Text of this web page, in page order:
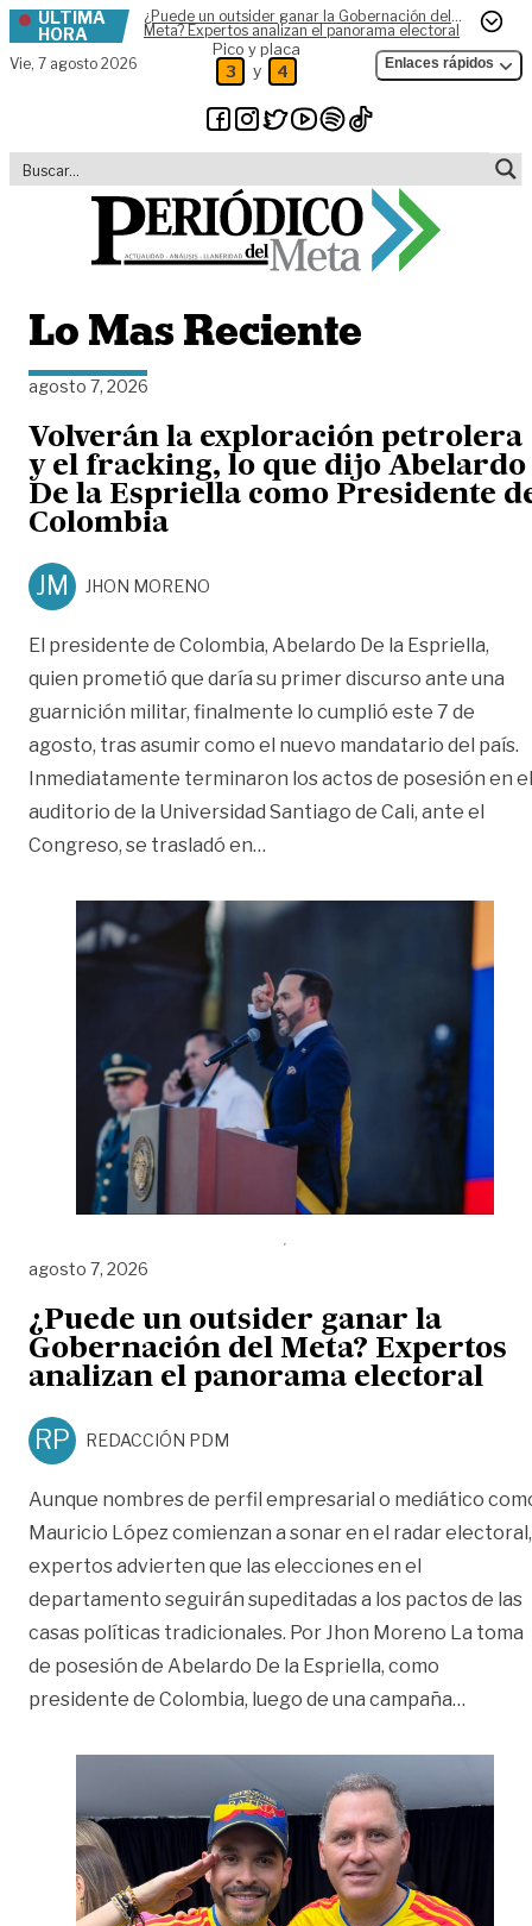
Skip to content
ÚLTIMA
HORA
¿Puede un outsider ganar la Gobernación del
Meta? Expertos analizan el panorama electoral
Vie, 7 agosto 2026
Pico y placa
3 y 4 Enlaces rápidos
Lo Mas Reciente
agosto 7, 2026
Volverán la exploración petrolera
y el fracking, lo que dijo Abelardo
De la Espriella como Presidente
Colombia
JM JHON MORENO
El presidente de Colombia, Abelardo De la Espriella,
quien prometió que daría su primer discurso ante una
guarnición militar, finalmente lo cumplió este 7 de
agosto, tras asumir como el nuevo mandatario del país.
Inmediatamente terminaron los actos de posesión en el
auditorio de la Universidad Santiago de Cali, ante el
Congreso, se trasladó en…
agosto 7, 2026
¿Puede un outsider ganar la
Gobernación del Meta? Expertos
analizan el panorama electoral
RP REDACCIÓN PDM
Aunque nombres de perfil empresarial o mediático
Mauricio López comienzan a sonar en el radar electoral,
expertos advierten que las elecciones en el
departamento seguirán supeditadas a los pactos de las
casas políticas tradicionales. Por Jhon Moreno La toma
de posesión de Abelardo De la Espriella, como
presidente de Colombia, luego de una campaña…